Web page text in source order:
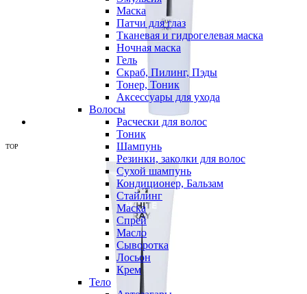
Маска
Патчи для глаз
Тканевая и гидрогелевая маска
Ночная маска
Гель
Скраб, Пилинг, Пэды
Тонер, Тоник
Аксессуары для ухода
Волосы
Расчески для волос
Тоник
Шампунь
Резинки, заколки для волос
Сухой шампунь
Кондиционер, Бальзам
Стайлинг
Маска
Спрей
Масло
Сыворотка
Лосьон
Крем
Тело
TOP